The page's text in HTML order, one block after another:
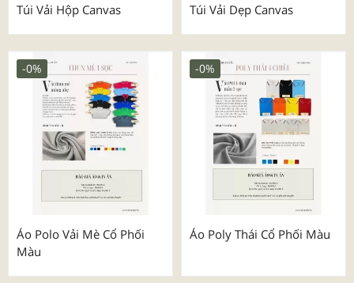
Túi Vải Hộp Canvas Túi Vải Dẹp Canvas
Áo Polo Vải Mè Cổ Phối
Màu
-0%
Áo Poly Thái Cổ Phối Màu
-0%